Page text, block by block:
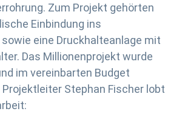
Zum Projekt gehörten
Einbindung ins
eine Druckhalteanlage mit
Das Millionenprojekt wurde
im vereinbarten Budget
Stephan Fischer lobt